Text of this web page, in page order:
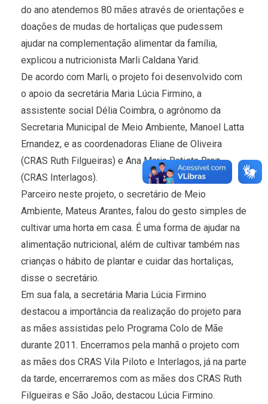
do ano atendemos 80 mães através de orientações e
doações de mudas de hortaliças que pudessem
ajudar na complementação alimentar da família,
explicou a nutricionista Marli Caldana Yarid.
De acordo com Marli, o projeto foi desenvolvido com
o apoio da secretária Maria Lúcia Firmino, a
assistente social Délia Coimbra, o agrônomo da
Secretaria Municipal de Meio Ambiente, Manoel Latta
Ernandez, e as coordenadoras Eliane de Oliveira
(CRAS Ruth Filgueiras) e Ana Maria Batista Braz
(CRAS Interlagos).
Parceiro neste projeto, o secretário de Meio
Ambiente, Mateus Arantes, falou do gesto simples de
cultivar uma horta em casa. É uma forma de ajudar na
alimentação nutricional, além de cultivar também nas
crianças o hábito de plantar e cuidar das hortaliças,
disse o secretário.
Em sua fala, a secretária Maria Lúcia Firmino
destacou a importância da realização do projeto para
as mães assistidas pelo Programa Colo de Mãe
durante 2011. Encerramos pela manhã o projeto com
as mães dos CRAS Vila Piloto e Interlagos, já na parte
da tarde, encerraremos com as mães dos CRAS Ruth
Filgueiras e São João, destacou Lúcia Firmino.